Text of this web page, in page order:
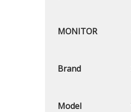
MONITOR
Brand
Model